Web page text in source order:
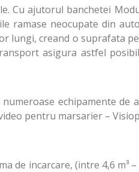
Cu ajutorul banchetei
ramase neocupate din
lungi, creand o suprafata
asigura astfel
echipamente de
pentru marsarier –
de incarcare, (intre 4,6 m³ –